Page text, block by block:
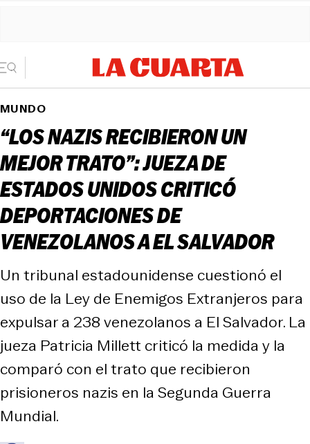
MUNDO
“LOS NAZIS RECIBIERON UN
MEJOR TRATO”: JUEZA DE
ESTADOS UNIDOS CRITICÓ
DEPORTACIONES DE
VENEZOLANOS A EL SALVADOR
Un tribunal estadounidense cuestionó el
uso de la Ley de Enemigos Extranjeros para
expulsar a 238 venezolanos a El Salvador. La
jueza Patricia Millett criticó la medida y la
comparó con el trato que recibieron
prisioneros nazis en la Segunda Guerra
Mundial.